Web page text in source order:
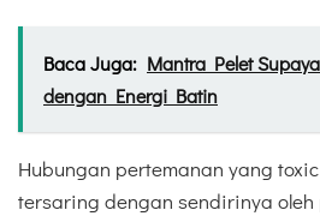
Baca Juga: Mantra Pelet
dengan Energi Batin
Hubungan pertemanan yang
tersaring dengan sendirinya